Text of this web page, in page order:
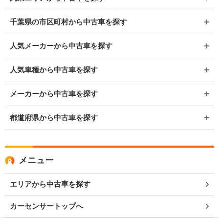
千葉県の市区町村から中古車を探す
人気メーカーから中古車を探す
人気車種から中古車を探す
メーカーから中古車を探す
都道府県から中古車を探す
メニュー
エリアから中古車を探す
カーセンサートップへ